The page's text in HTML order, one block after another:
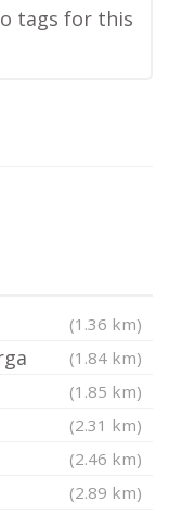
tags for this
(1.36 km)
(1.84 km)
(1.85 km)
(2.31 km)
(2.46 km)
(2.89 km)